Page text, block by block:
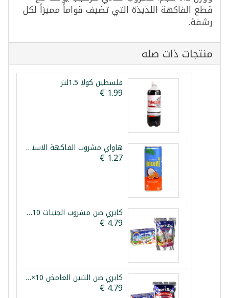
قطع الفاكهة اللذيذة التي تضيف قواماً مميزاً لكل
رشفة.
منتجات ذات صله
فلسطين كولا 1.5لتر
هاواي مشروب الفاكهة الاستوائية 250مل
كابري صن مشروب الجنيات 10×200مل
كابري صن التنين الغامض 10×200مل